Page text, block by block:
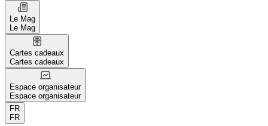
Le Mag
Le Mag
Cartes cadeaux
Cartes cadeaux
Espace organisateur
Espace organisateur
FR
FR